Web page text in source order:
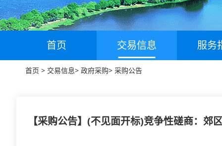
首页 交易信息 服务
首页 > 交易信息> 政府采购> 采购公告
【采购公告】(不见面开标)竞争性磋商：